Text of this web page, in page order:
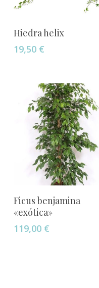
Añadir Al Carrito
Hiedra helix
19,50 €
Añadir Al Carrito
Ficus benjamina
«exótica»
119,00 €